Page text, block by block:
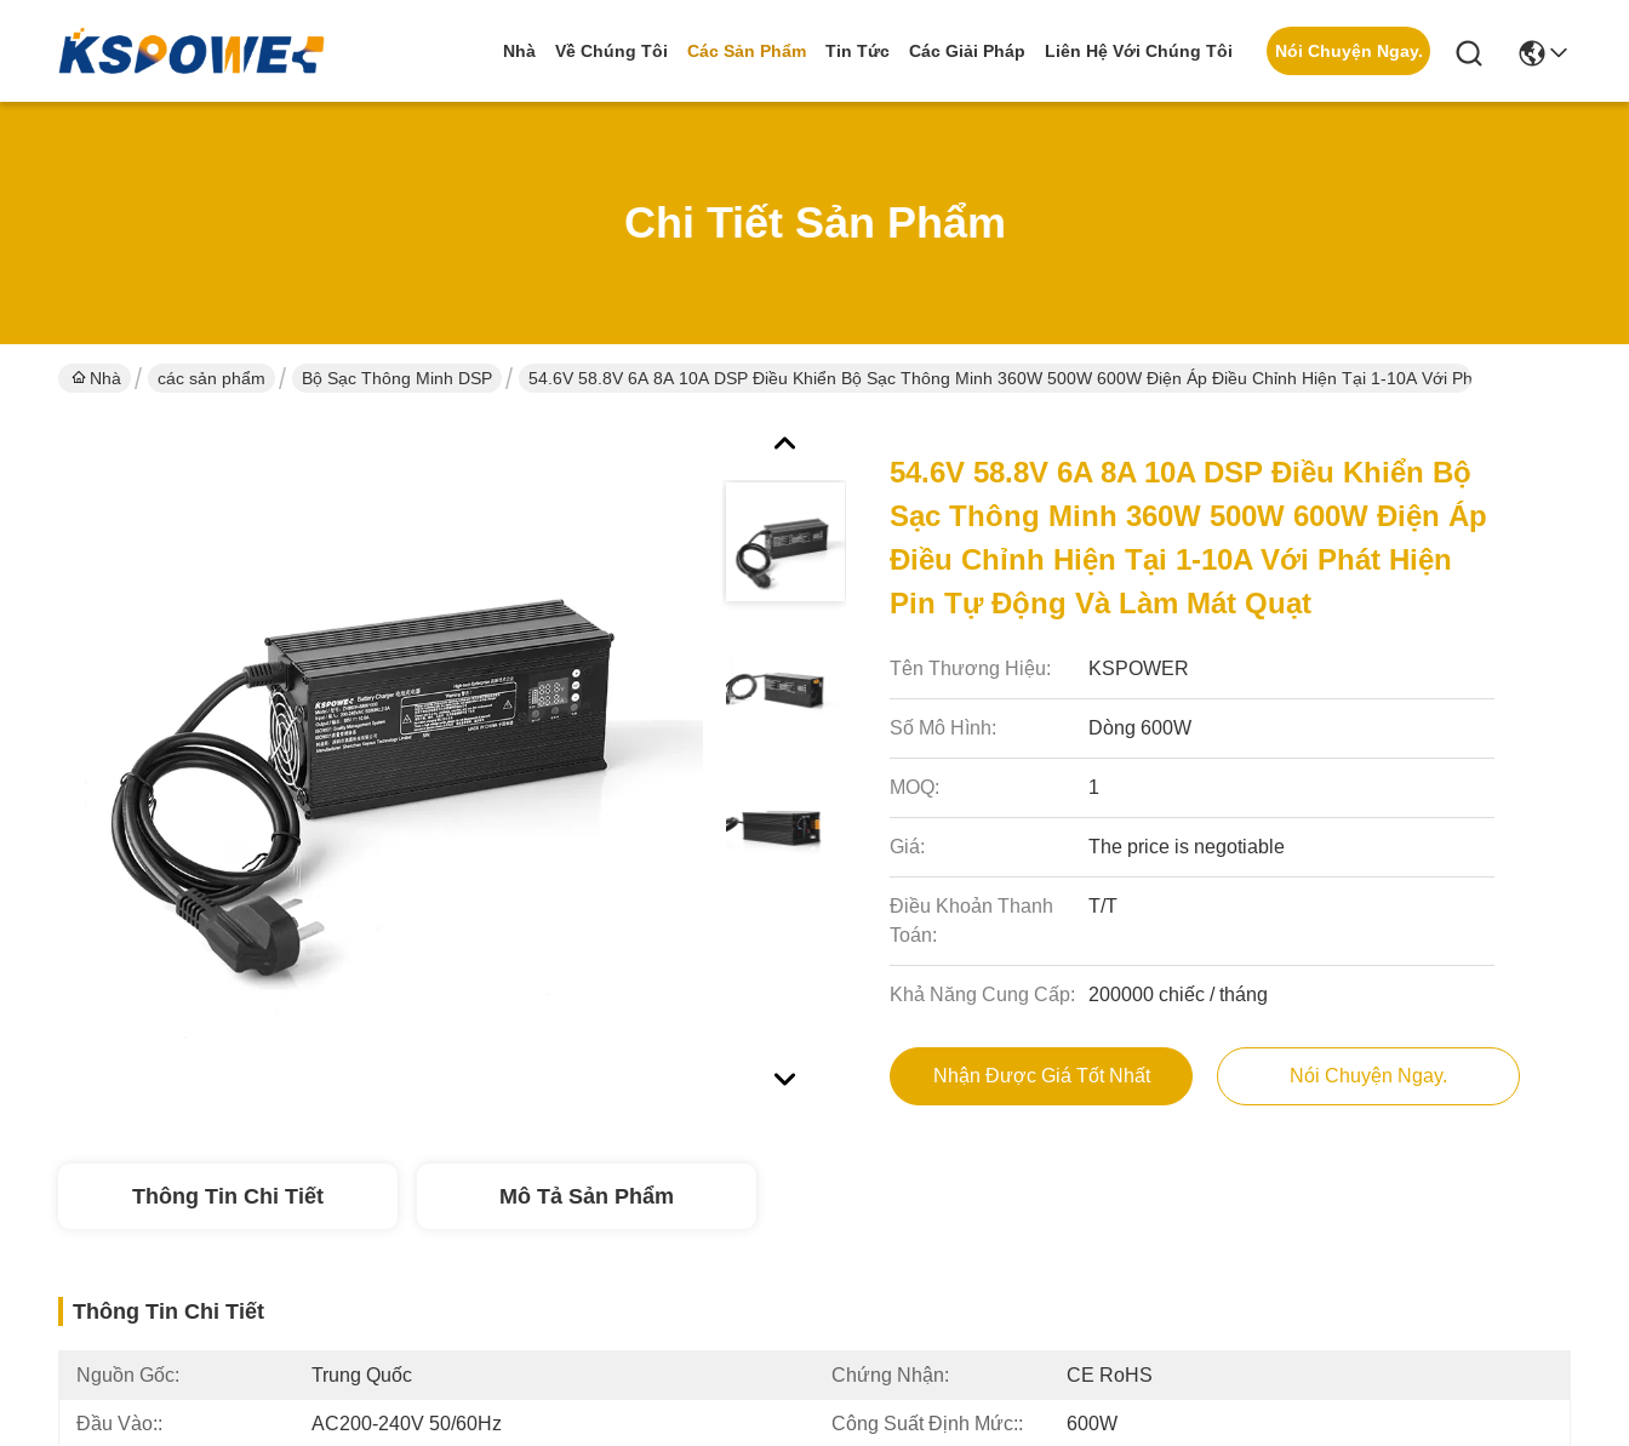
Nhà Về Chúng Tôi Các Sản Phẩm Tin Tức Các Giải Pháp Liên Hệ Với Chúng Tôi Nói Chuyện Ngay.
Chi Tiết Sản Phẩm
Nhà các sản phẩm Bộ Sạc Thông Minh DSP 54.6V 58.8V 6A 8A 10A DSP Điều Khiển Bộ Sạc Thông Minh 360W 500W 600W Điện Áp Điều Chỉnh Hiện Tại 1-10A Với Phát Hiện Pin Tự
54.6V 58.8V 6A 8A 10A DSP Điều Khiển Bộ
Sạc Thông Minh 360W 500W 600W Điện Áp
Điều Chỉnh Hiện Tại 1-10A Với Phát Hiện
Pin Tự Động Và Làm Mát Quạt
Tên Thương Hiệu: KSPOWER
Số Mô Hình: Dòng 600W
MOQ: 1
Giá: The price is negotiable
Điều Khoản Thanh
Toán:
T/T
Khả Năng Cung Cấp: 200000 chiếc / tháng
Nhận Được Giá Tốt Nhất Nói Chuyện Ngay.
Thông Tin Chi Tiết Mô Tả Sản Phẩm
Thông Tin Chi Tiết
Nguồn Gốc: Trung Quốc Chứng Nhận: CE RoHS
Đầu Vào:: AC200-240V 50/60Hz Công Suất Định Mức:: 600W